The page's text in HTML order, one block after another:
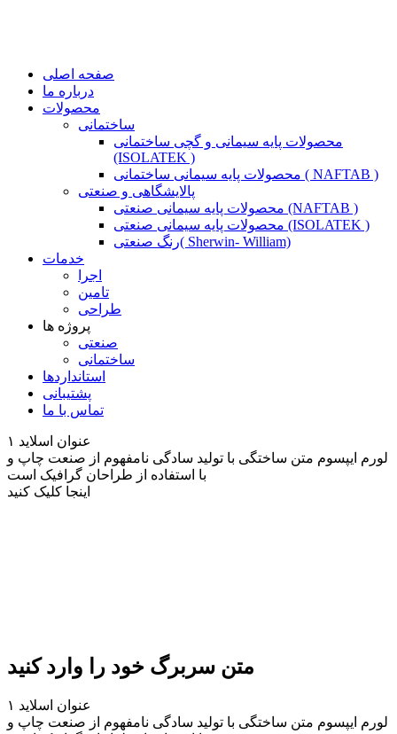
صفحه اصلی
درباره ما
محصولات
ساختمانی
محصولات پایه سیمانی و گچی ساختمانی
(ISOLATEK )
محصولات پایه سیمانی ساختمانی ( NAFTAB )
پالایشگاهی و صنعتی
محصولات پایه سیمانی صنعتی (NAFTAB )
محصولات پایه سیمانی صنعتی (ISOLATEK )
رنگ صنعتی( Sherwin- William)
خدمات
اجرا
تامین
طراحی
پروژه ها
صنعتی
ساختمانی
استانداردها
پشتیبانی
تماس با ما
عنوان اسلاید ۱
لورم ایپسوم متن ساختگی با تولید سادگی نامفهوم از صنعت چاپ و
با استفاده از طراحان گرافیک است
اینجا کلیک کنید
متن سربرگ خود را وارد کنید
عنوان اسلاید ۱
لورم ایپسوم متن ساختگی با تولید سادگی نامفهوم از صنعت چاپ و